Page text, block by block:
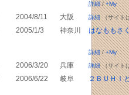
詳細/+My
2004/8/11 大阪 詳細（サイト
2005/1/3 神奈川 はなももさ
詳細/+My
2006/3/20 兵庫 詳細（サイト
2006/6/22 岐阜 ２ＢＵＨＩ